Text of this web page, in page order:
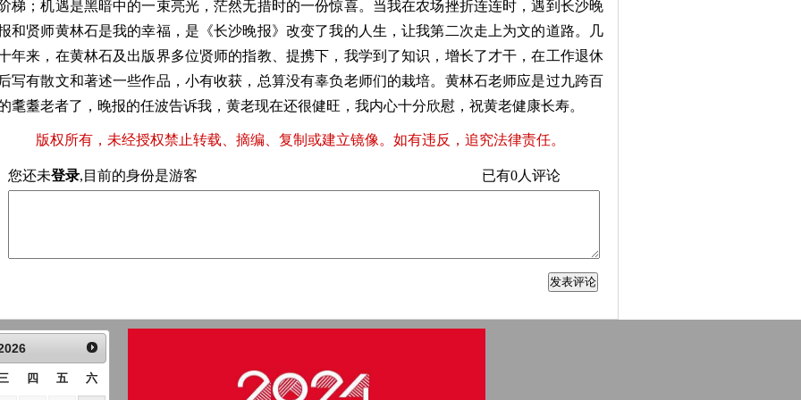
阶梯；机遇是黑暗中的一束亮光，茫然无措时的一份惊喜。当我在农场挫折连连时，遇到长沙晚
和贤师黄林石是我的幸福，是《长沙晚报》改变了我的人生，让我第二次走上为文的道路。几
年来，在黄林石及出版界多位贤师的指教、提携下，我学到了知识，增长了才干，在工作退休
后写有散文和著述一些作品，小有收获，总算没有辜负老师们的栽培。黄林石老师应是过九跨百
耄耋老者了，晚报的任波告诉我，黄老现在还很健旺，我内心十分欣慰，祝黄老健康长寿。
版权所有，未经授权禁止转载、摘编、复制或建立镜像。如有违反，追究法律责任。
您还未登录,目前的身份是游客 已有0人评论
四 五 六